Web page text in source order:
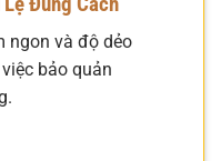
ngon và độ dẻo
bảo quản